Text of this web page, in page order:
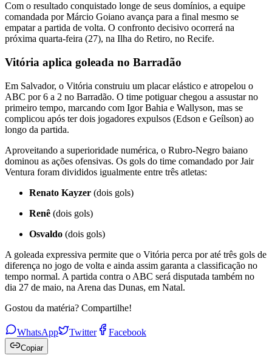
Com o resultado conquistado longe de seus domínios, a equipe
comandada por Márcio Goiano avança para a final mesmo se
empatar a partida de volta. O confronto decisivo ocorrerá na
próxima quarta-feira (27), na Ilha do Retiro, no Recife.
Vitória aplica goleada no Barradão
Em Salvador, o Vitória construiu um placar elástico e atropelou o
ABC por 6 a 2 no Barradão. O time potiguar chegou a assustar no
primeiro tempo, marcando com Igor Bahia e Wallyson, mas se
complicou após ter dois jogadores expulsos (Edson e Geílson) ao
longo da partida.
Aproveitando a superioridade numérica, o Rubro-Negro baiano
dominou as ações ofensivas. Os gols do time comandado por Jair
Ventura foram divididos igualmente entre três atletas:
Renato Kayzer (dois gols)
Renê (dois gols)
Osvaldo (dois gols)
A goleada expressiva permite que o Vitória perca por até três gols de
diferença no jogo de volta e ainda assim garanta a classificação no
tempo normal. A partida contra o ABC será disputada também no
dia 27 de maio, na Arena das Dunas, em Natal.
Gostou da matéria? Compartilhe!
WhatsApp Twitter Facebook
Copiar